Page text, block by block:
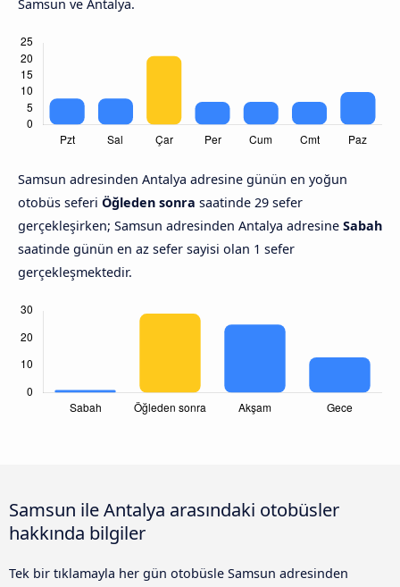
Samsun ve Antalya.
Samsun adresinden Antalya adresine günün en yoğun
otobüs seferi Öğleden sonra saatinde 29 sefer
gerçekleşirken; Samsun adresinden Antalya adresine Sabah
saatinde günün en az sefer sayisi olan 1 sefer
gerçekleşmektedir.
Samsun ile Antalya arasındaki otobüsler
hakkında bilgiler
Tek bir tıklamayla her gün otobüsle Samsun adresinden